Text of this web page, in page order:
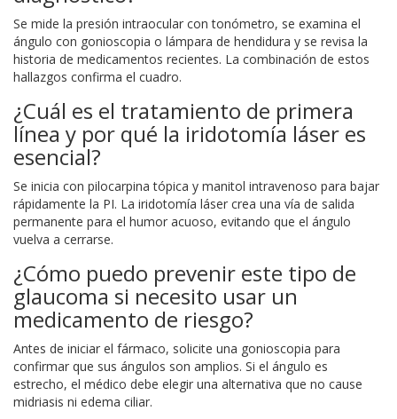
Se mide la presión intraocular con tonómetro, se examina el
ángulo con gonioscopia o lámpara de hendidura y se revisa la
historia de medicamentos recientes. La combinación de estos
hallazgos confirma el cuadro.
¿Cuál es el tratamiento de primera
línea y por qué la iridotomía láser es
esencial?
Se inicia con pilocarpina tópica y manitol intravenoso para bajar
rápidamente la PI. La iridotomía láser crea una vía de salida
permanente para el humor acuoso, evitando que el ángulo
vuelva a cerrarse.
¿Cómo puedo prevenir este tipo de
glaucoma si necesito usar un
medicamento de riesgo?
Antes de iniciar el fármaco, solicite una gonioscopia para
confirmar que sus ángulos son amplios. Si el ángulo es
estrecho, el médico debe elegir una alternativa que no cause
midriasis ni edema ciliar.